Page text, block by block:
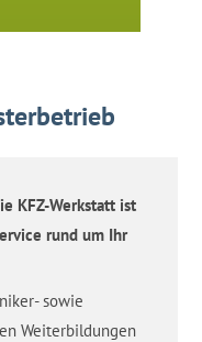
KFZ-Werkstatt ist
rund um Ihr
sowie
Weiterbildungen